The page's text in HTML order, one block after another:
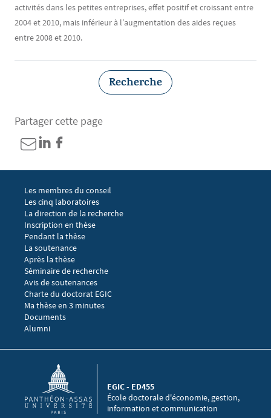
activités dans les petites entreprises, effet positif et croissant entre
2004 et 2010, mais inférieur à l’augmentation des aides reçues
entre 2008 et 2010.
Recherche
Partager cette page
Menu footer EGIC 1
Les membres du conseil
Les cinq laboratoires
La direction de la recherche
Menu footer EGIC 2
Inscription en thèse
Pendant la thèse
La soutenance
Après la thèse
Menu footer EGIC 3
Séminaire de recherche
Avis de soutenances
Charte du doctorat EGIC
Ma thèse en 3 minutes
Menu footer EGIC 4
Documents
Alumni
École doctorale d'économie, gestion,
information et communication
EGIC - ED455